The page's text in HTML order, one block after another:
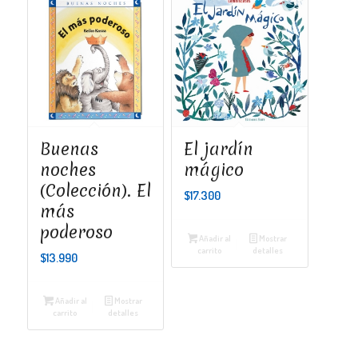
Buenas
noches
(Colección). El
más
poderoso
$13.990
Añadir al
carrito
Mostrar
detalles
El jardín
mágico
$17.300
Añadir al
carrito
Mostrar
detalles